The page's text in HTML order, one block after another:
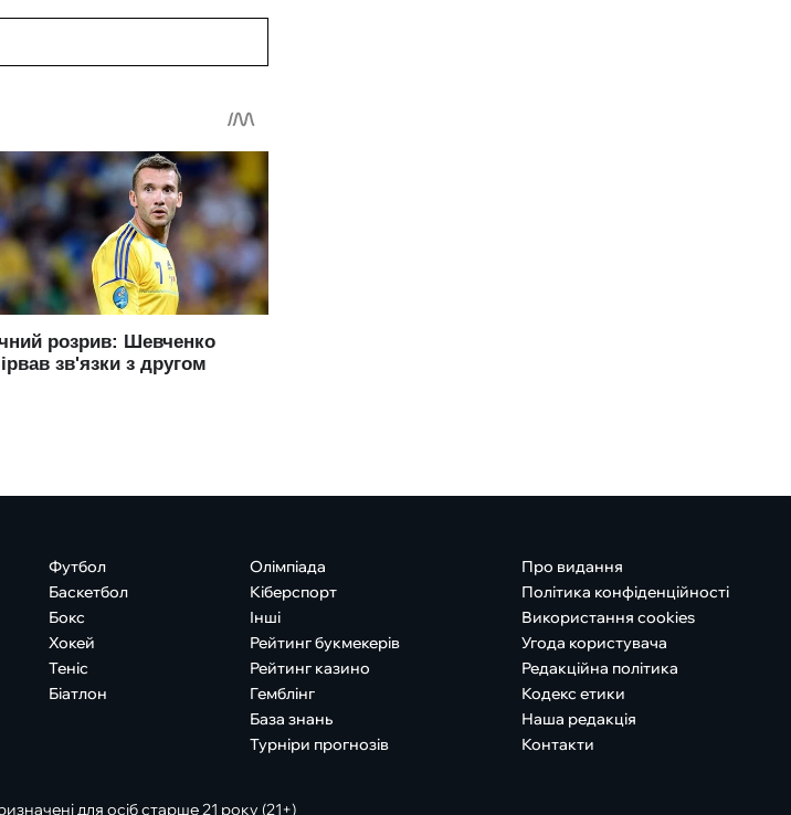
Футбол
Баскетбол
Бокс
Хокей
Теніс
Біатлон
Олімпіада
Кіберспорт
Інші
Рейтинг букмекерів
Рейтинг казино
Гемблінг
База знань
Турніри прогнозів
Про видання
Політика конфіденційності
Використання cookies
Угода користувача
Редакційна політика
Кодекс етики
Наша редакція
Контакти
для осіб старше 21 року (21+)